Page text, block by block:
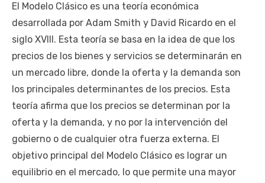
El Modelo Clásico es una teoría económica
desarrollada por Adam Smith y David Ricardo en el
siglo XVIII. Esta teoría se basa en la idea de que los
precios de los bienes y servicios se determinarán en
un mercado libre, donde la oferta y la demanda son
los principales determinantes de los precios. Esta
teoría afirma que los precios se determinan por la
oferta y la demanda, y no por la intervención del
gobierno o de cualquier otra fuerza externa. El
objetivo principal del Modelo Clásico es lograr un
equilibrio en el mercado, lo que permite una mayor